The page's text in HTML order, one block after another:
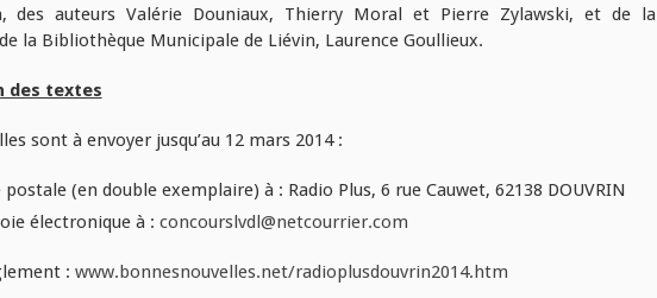
des auteurs Valérie Douniaux, Thierry Moral et Pierre Zylawski, et de la
la Bibliothèque Municipale de Liévin, Laurence Goullieux.
des textes
sont à envoyer jusqu’au 12 mars 2014 :
postale (en double exemplaire) à : Radio Plus, 6 rue Cauwet, 62138 DOUVRIN
électronique à : concourslvdl@netcourrier.com
: www.bonnesnouvelles.net/radioplusdouvrin2014.htm